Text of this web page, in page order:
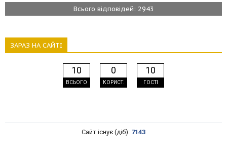
Всього відповідей: 2943
ЗАРАЗ НА САЙТІ
10
ВСЬОГО
0
КОРИСТ.
10
ГОСТІ
Сайт існує (діб): 7143